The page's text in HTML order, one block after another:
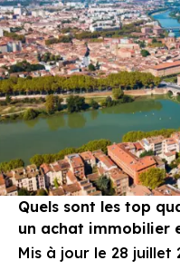
Quels sont les top
un achat immobilier
Mis à jour le 28 juillet